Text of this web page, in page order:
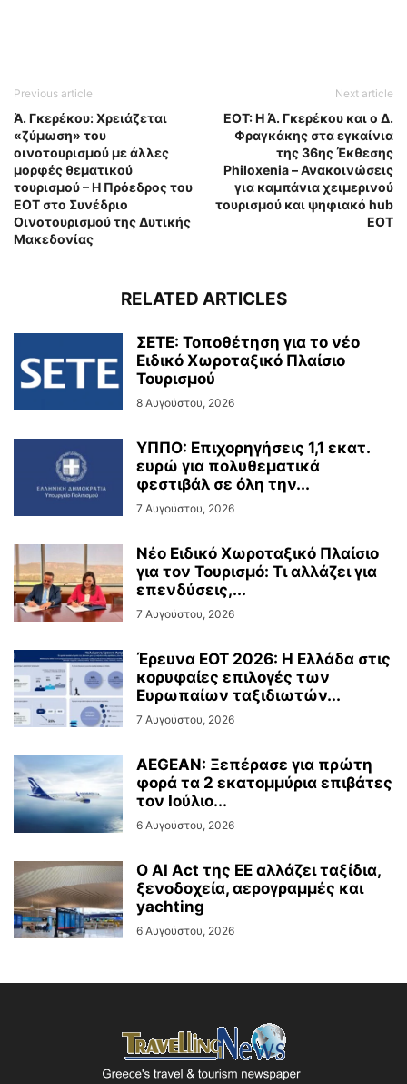
Previous article
Ά. Γκερέκου: Χρειάζεται
«ζύμωση» του
οινοτουρισμού με άλλες
μορφές θεματικού
τουρισμού – Η Πρόεδρος του
ΕΟΤ στο Συνέδριο
Οινοτουρισμού της Δυτικής
Μακεδονίας
Next article
ΕΟΤ: Η Ά. Γκερέκου και ο Δ.
Φραγκάκης στα εγκαίνια
της 36ης Έκθεσης
Philoxenia – Ανακοινώσεις
για καμπάνια χειμερινού
τουρισμού και ψηφιακό hub
ΕΟΤ
RELATED ARTICLES
ΣΕΤΕ: Τοποθέτηση για το νέο
Ειδικό Χωροταξικό Πλαίσιο
Τουρισμού
8 Αυγούστου, 2026
ΥΠΠΟ: Επιχορηγήσεις 1,1 εκατ.
ευρώ για πολυθεματικά
φεστιβάλ σε όλη την...
7 Αυγούστου, 2026
Νέο Ειδικό Χωροταξικό Πλαίσιο
για τον Τουρισμό: Τι αλλάζει για
επενδύσεις,...
7 Αυγούστου, 2026
Έρευνα ΕΟΤ 2026: Η Ελλάδα στις
κορυφαίες επιλογές των
Ευρωπαίων ταξιδιωτών...
7 Αυγούστου, 2026
AEGEAN: Ξεπέρασε για πρώτη
φορά τα 2 εκατομμύρια επιβάτες
τον Ιούλιο...
6 Αυγούστου, 2026
Ο AI Act της ΕΕ αλλάζει ταξίδια,
ξενοδοχεία, αερογραμμές και
yachting
6 Αυγούστου, 2026